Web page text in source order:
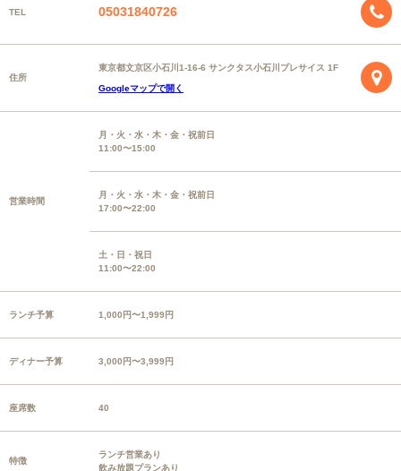
TEL 05031840726
住所
東京都文京区小石川1-16-6 サンクタス小石川プレサイス 1F
Googleマップで開く
営業時間
月・火・水・木・金・祝前日
11:00〜15:00
月・火・水・木・金・祝前日
17:00〜22:00
土・日・祝日
11:00〜22:00
ランチ予算 1,000円〜1,999円
ディナー予算 3,000円〜3,999円
座席数 40
特徴
ランチ営業あり
飲み放題プランあり